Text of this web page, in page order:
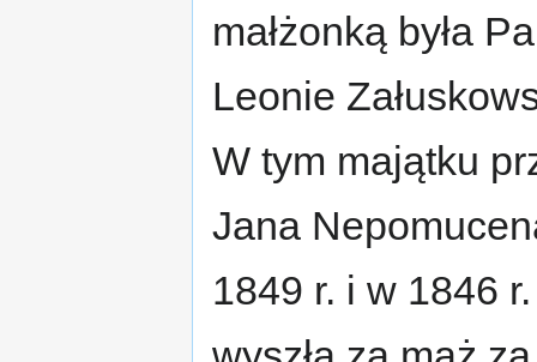
małżonką była
Leonie
W tym majątku
Jana
1849 r. i w 1846